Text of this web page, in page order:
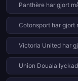
Panthère har gjort
Cotonsport har gjort
Victoria United har
Union Douala